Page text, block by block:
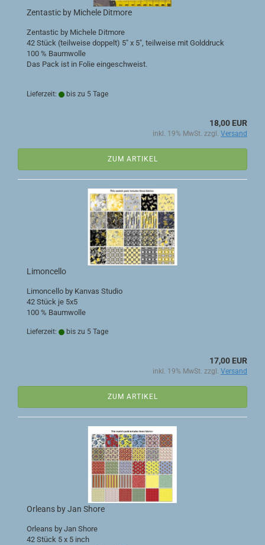
Zentastic by Michele Ditmore
Zentastic by Michele Ditmore
42 Stück (teilweise doppelt) 5" x 5", teilweise mit Golddruck
100 % Baumwolle
Das Pack ist in Folie eingeschweist.
Lieferzeit: bis zu 5 Tage
18,00 EUR
inkl. 19% MwSt. zzgl. Versand
ZUM ARTIKEL
Limoncello
Limoncello by Kanvas Studio
42 Stück je 5x5
100 % Baumwolle
Lieferzeit: bis zu 5 Tage
17,00 EUR
inkl. 19% MwSt. zzgl. Versand
ZUM ARTIKEL
Orleans by Jan Shore
Orleans by Jan Shore
42 Stück 5 x 5 inch